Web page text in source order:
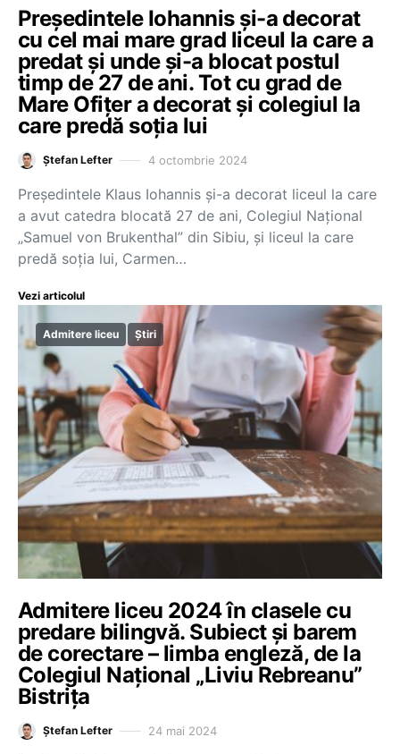
Președintele Iohannis și-a decorat
cu cel mai mare grad liceul la care a
predat și unde și-a blocat postul
timp de 27 de ani. Tot cu grad de
Mare Ofițer a decorat și colegiul la
care predă soția lui
Ștefan Lefter 4 octombrie 2024
Președintele Klaus Iohannis și-a decorat liceul la care
a avut catedra blocată 27 de ani, Colegiul Național
„Samuel von Brukenthal” din Sibiu, și liceul la care
predă soția lui, Carmen…
Vezi articolul
Admitere liceu Știri
Admitere liceu 2024 în clasele cu
predare bilingvă. Subiect și barem
de corectare – limba engleză, de la
Colegiul Național „Liviu Rebreanu”
Bistrița
Ștefan Lefter 24 mai 2024